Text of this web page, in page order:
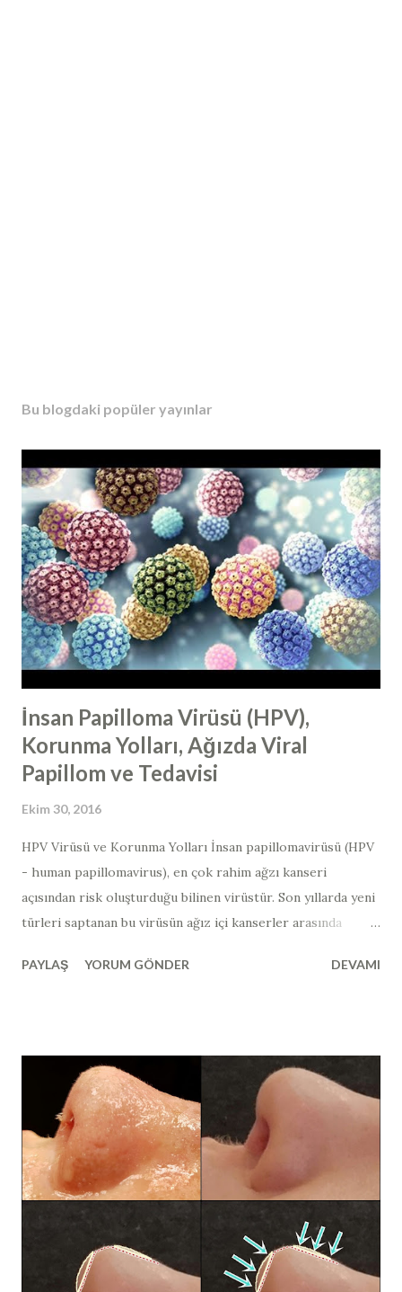
Bu blogdaki popüler yayınlar
İnsan Papilloma Virüsü (HPV),
Korunma Yolları, Ağızda Viral
Papillom ve Tedavisi
Ekim 30, 2016
HPV Virüsü ve Korunma Yolları İnsan papillomavirüsü (HPV
- human papillomavirus​), en çok rahim ağzı kanseri
açısından risk oluşturduğu bilinen virüstür. Son yıllarda yeni
türleri saptanan bu virüsün ağız içi kanserler arasında
ilişkili lezyonların çoğu iyi huyludur ve zaman zaman
neden olan papilloma virüsleri, toplu olarak insan papilloma
virüs ya da HPV (human papillomavirus​) olarak
adlandırılır. HPV virüsleri, kanserojen özelliklerine göre
yüksek riskli (HR) ve düşük riskli (LR) tip olmak üzere ikiye
ayrılır. HPV virüsleri daha çok deriden deriye temas yolu ile
bulaşır. İnsanlarda en sık düşük riskli HPV
virüsü enfeksiyonları görülür ve çoğunlukla
asemptomatiktir. Papillomavirüs genomu, konakçı hücrenin,
histonları ile dekore edilmiş ...
PAYLAŞ YORUM GÖNDER DEVAMI